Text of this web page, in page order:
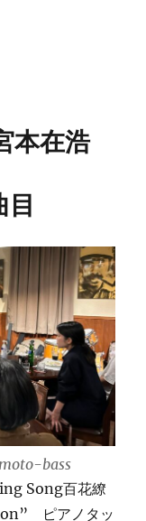
本在浩
bass
Song百花繚
ピアノタッ